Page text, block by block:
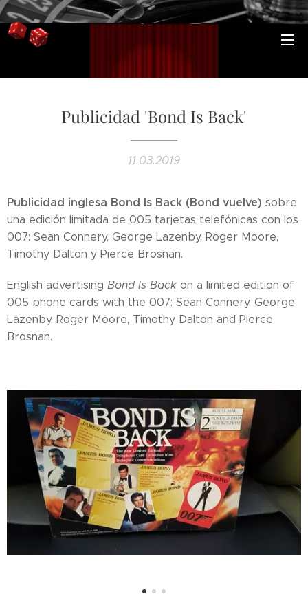
Publicidad 'Bond Is Back'
11.03.2019
Publicidad inglesa Bond Is Back (Bond vuelve) sobre
una edición limitada de 005 tarjetas telefónicas con los
007: Sean Connery, George Lazenby, Roger Moore,
Timothy Dalton y Pierce Brosnan.
English advertising Bond Is Back on a limited edition of
005 phone cards with the 007: Sean Connery, George
Lazenby, Roger Moore, Timothy Dalton and Pierce
Brosnan.